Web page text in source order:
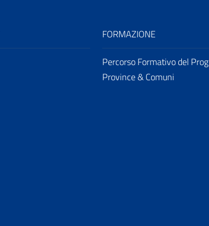
FORMAZIONE
Percorso Formativo del
Province & Comuni